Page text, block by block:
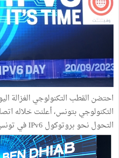
احتضن القطب التكنولوجي الغزالة
التكنولوجي بتونس، أعلنت خلاله
التحول نحو بروتوكول IPv6 في تونس.